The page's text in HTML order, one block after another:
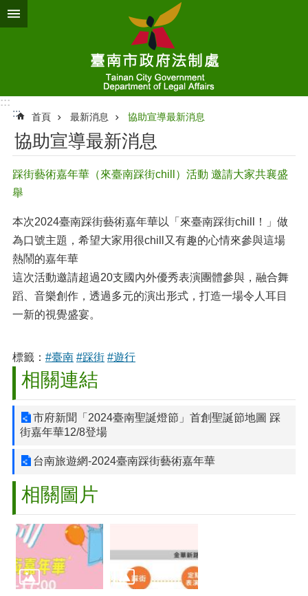
跳到主要內容區塊
:::
:::
首頁 最新消息 協助宣導最新消息
協助宣導最新消息
踩街藝術嘉年華（來臺南踩街chill）活動 邀請大家共襄盛
舉
本次2024臺南踩街藝術嘉年華以「來臺南踩街chill！」做
為口號主題，希望大家用很chill又有趣的心情來參與這場
熱鬧的嘉年華
這次活動邀請超過20支國內外優秀表演團體參與，融合舞
蹈、音樂創作，透過多元的演出形式，打造一場令人耳目
一新的視覺盛宴。
標籤： #臺南 #踩街 #遊行
相關連結
市府新聞「2024臺南聖誕燈節」首創聖誕節地圖 踩
街嘉年華12/8登場
台南旅遊網-2024臺南踩街藝術嘉年華
相關圖片